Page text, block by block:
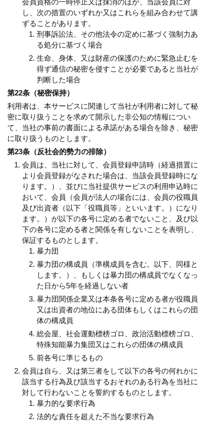
会員資格の一時停止又は抹消のほか、当該会員に対
し、次の措置のいずれか又はこれらを組み合わせて講
ずることがあります。
刑事訴訟法、その他法令の定めに基づく強制力あ
る処分に基づく場合
生命、身体、又は財産の保護のために緊急止むを
得ず通信の秘密を侵すことが必要であると当社が
判断した場合
第22条（秘密保持）
利用者は、本サービスに関連して当社が利用者に対して秘
密に取り扱うことを求めて開示した非公知の情報につい
て、当社の事前の書面による承諾がある場合を除き、秘密
に取り扱うものとします。
第23条（反社会的勢力の排除）
会員は、当社に対して、会員登録申請時（経過措置に
より会員登録がなされた場合は、当該会員登録時にな
ります。）、並びに当社提供サービスの利用申込時に
おいて、会員（会員が法人の場合には、会員の役職員
及び出資者（以下「役職員等」といいます。）になり
ます。）が以下の各号に定める者でないこと、及び以
下の各号に定める者と関係を有しないことを表明し、
保証するものとします。
暴力団
暴力団の構成員（準構成員を含む。以下、同様と
します。）、もしくは暴力団の構成員でなくなっ
た日から5年を経過しない者
暴力団関係企業又は本条各号に定める者が役職員
又は出資者の地位にある団体もしくはこれらの団
体の構成員
総会屋、社会運動標榜ゴロ、政治活動標榜ゴロ、
特殊知能暴力集団又はこれらの団体の構成員
前各号に準じるもの
会員は自ら、又は第三者をして以下の各号の何れかに
該当する行為及び該当するおそれのある行為を当社に
対して行わないことを誓約するものとします。
暴力的な要求行為
法的な責任を超えた不当な要求行為